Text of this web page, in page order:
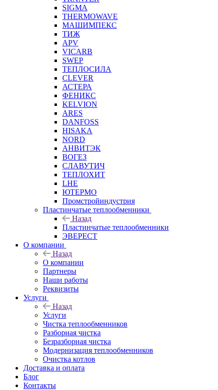
SIGMA
THERMOWAVE
МАШИМПЕКС
ТИЖ
APV
VICARB
SWEP
ТЕПЛОСИЛА
CLEVER
АСТЕРА
ФЕНИКС
KELVION
ARES
DANFOSS
HISAKA
NORD
АНВИТЭК
ВОГЕЗ
СЛАВУТИЧ
ТЕПЛОХИТ
LHE
ЮТЕРМО
Промстройиндустрия
Пластинчатые теплообменники
Назад
Пластинчатые теплообменники
ЭВЕРЕСТ
О компании
Назад
О компании
Партнеры
Наши работы
Реквизиты
Услуги
Назад
Услуги
Чистка теплообменников
Разборная чистка
Безразборная чистка
Модернизация теплообменников
Очистка котлов
Доставка и оплата
Блог
Контакты